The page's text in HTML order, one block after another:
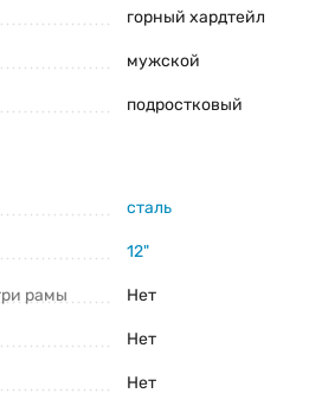
заказа:
не уведомляя продавцов и
горный хардтейл
мужской
подростковый
сталь
12"
рамы Нет
Нет
Нет